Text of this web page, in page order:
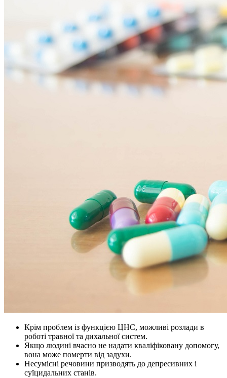
Крім проблем із функцією ЦНС, можливі розлади в
роботі травної та дихальної систем.
Якщо людині вчасно не надати кваліфіковану допомогу,
вона може померти від задухи.
Несумісні речовини призводять до депресивних і
суїцидальних станів.